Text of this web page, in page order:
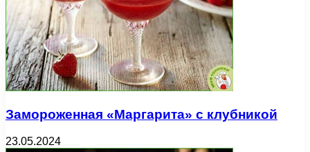
Замороженная «Маргарита» с клубникой
23.05.2024